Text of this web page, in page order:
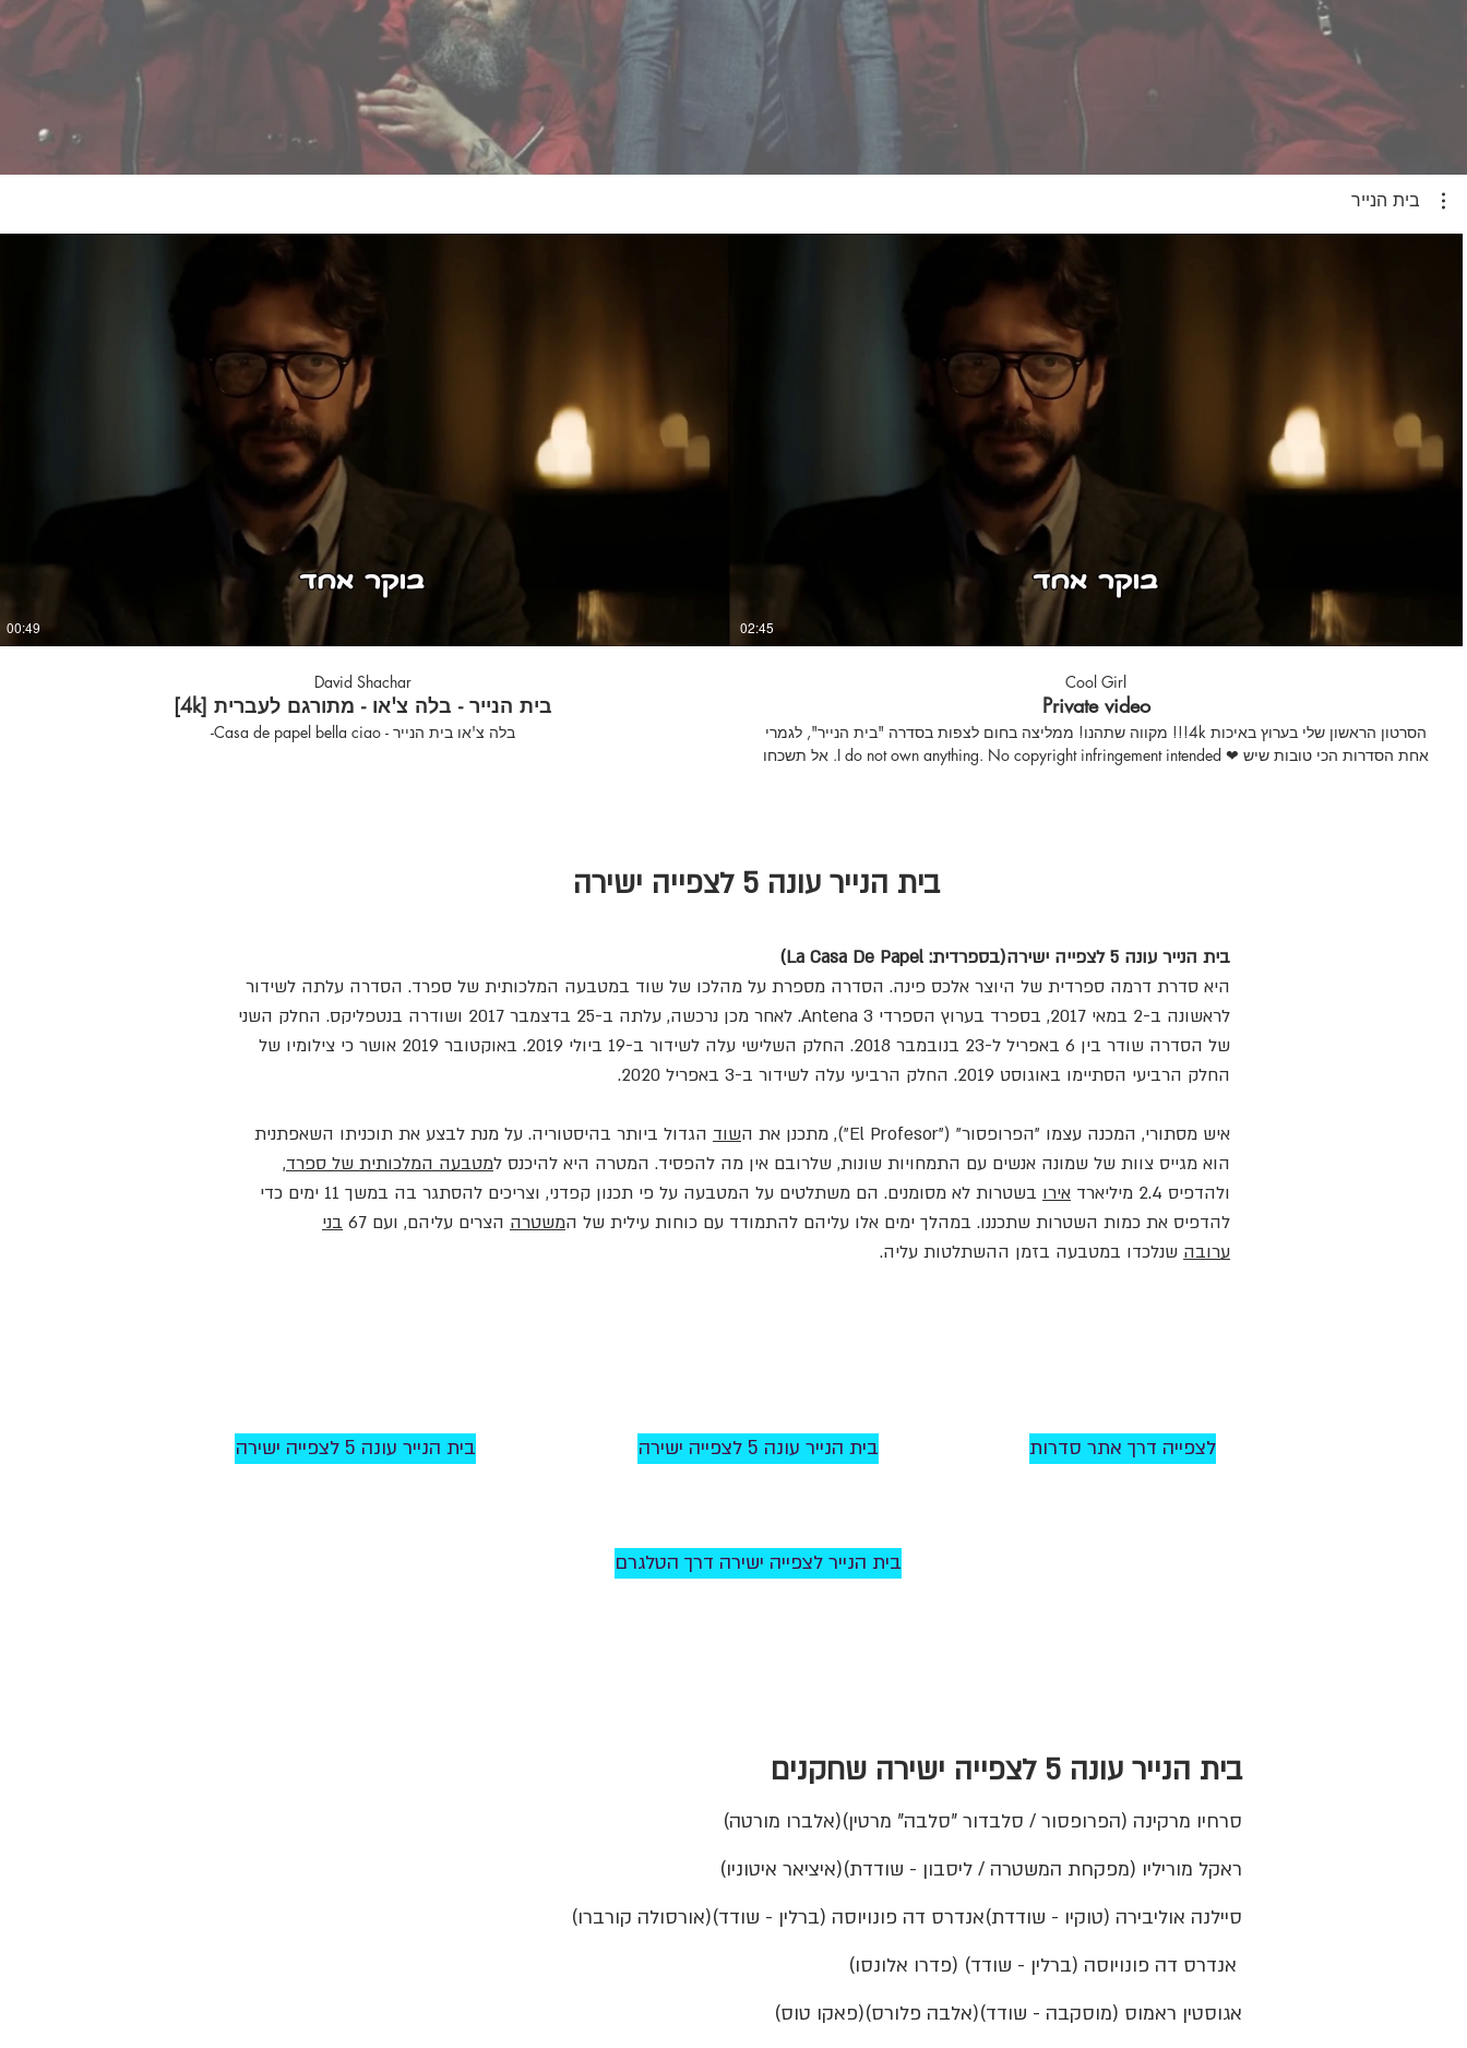
בית הנייר
צפייה בסרטון
02:45
Cool Girl
Private video
הסרטון הראשון שלי בערוץ באיכות 4k!!! מקווה שתהנו! ממליצה בחום לצפות בסדרה "בית הנייר", לגמרי
אחת הסדרות הכי טובות שיש ❤ I do not own anything. No copyright infringement intended. אל תשכחו
צפייה בסרטון
00:49
David Shachar
בית הנייר - בלה צ'או - מתורגם לעברית [4k]
בלה צ'או בית הנייר - Casa de papel bella ciao-
בית הנייר עונה 5 לצפייה ישירה
בית הנייר עונה 5 לצפייה ישירה(בספרדית: La Casa De Papel)
היא סדרת דרמה ספרדית של היוצר אלכס פינה. הסדרה מספרת על מהלכו של שוד במטבעה המלכותית של ספרד. הסדרה עלתה לשידור
לראשונה ב-2 במאי 2017, בספרד בערוץ הספרדי Antena 3. לאחר מכן נרכשה, עלתה ב-25 בדצמבר 2017 ושודרה בנטפליקס. החלק השני
של הסדרה שודר בין 6 באפריל ל-23 בנובמבר 2018. החלק השלישי עלה לשידור ב-19 ביולי 2019. באוקטובר 2019 אושר כי צילומיו של
החלק הרביעי הסתיימו באוגוסט 2019. החלק הרביעי עלה לשידור ב-3 באפריל 2020.
איש מסתורי, המכנה עצמו "הפרופסור" ("El Profesor"), מתכנן את ה שוד הגדול ביותר בהיסטוריה. על מנת לבצע את תוכניתו השאפתנית
הוא מגייס צוות של שמונה אנשים עם התמחויות שונות, שלרובם אין מה להפסיד. המטרה היא להיכנס למטבעה המלכותית של ספרד,
ולהדפיס 2.4 מיליארד
אירו
בשטרות לא מסומנים. הם משתלטים על המטבעה על פי תכנון קפדני, וצריכים להסתגר בה במשך 11 ימים כדי
להדפיס את כמות השטרות שתכננו. במהלך ימים אלו עליהם להתמודד עם כוחות עילית של המשטרה הצרים עליהם, ועם 67
בני
ערובה שנלכדו במטבעה בזמן ההשתלטות עליה.
בית הנייר עונה 5 לצפייה ישירה בית הנייר עונה 5 לצפייה ישירה לצפייה דרך אתר סדרות
בית הנייר לצפייה ישירה דרך הטלגרם
בית הנייר עונה 5 לצפייה ישירה שחקנים
סרחיו מרקינה (הפרופסור / סלבדור "סלבה" מרטין)(אלברו מורטה)
ראקל מוריליו (מפקחת המשטרה / ליסבון - שודדת)(איציאר איטוניו)
סיילנה אוליבירה (טוקיו - שודדת)אנדרס דה פונויוסה (ברלין - שודד)(אורסולה קורברו)
אגוסטין ראמוס (מוסקבה - שודד)(אלבה פלורס)(פאקו טוס)